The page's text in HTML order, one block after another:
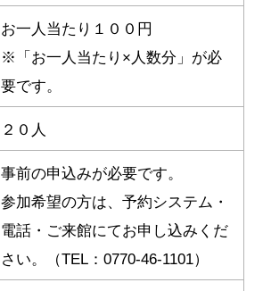
お一人当たり１００円
※「お一人当たり×人数分」が必
要です。
２０人
事前の申込みが必要です。
参加希望の方は、予約システム・
電話・ご来館にてお申し込みくだ
さい。（TEL：0770-46-1101）